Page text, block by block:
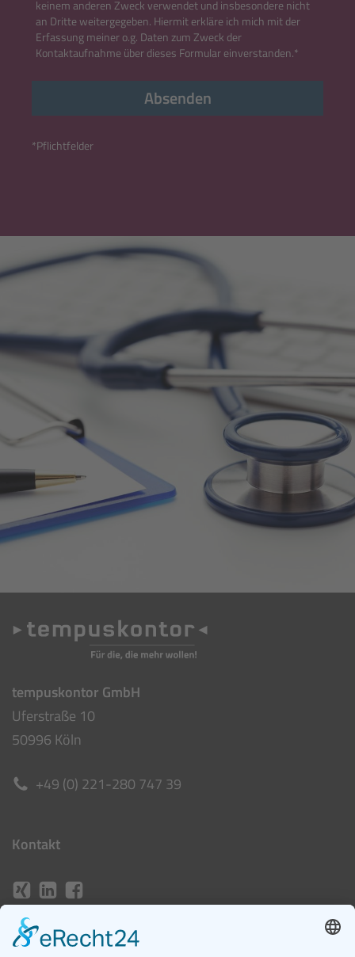
keinem anderen Zweck verwendet und insbesondere nicht
an Dritte weitergegeben. Hiermit erkläre ich mich mit der
Erfassung meiner o.g. Daten zum Zweck der
Kontaktaufnahme über dieses Formular einverstanden.*
Absenden
*Pflichtfelder
tempuskontor GmbH
Uferstraße 10
50996 Köln
+49 (0) 221-280 747 39
Kontakt
job@tempuskontor.de